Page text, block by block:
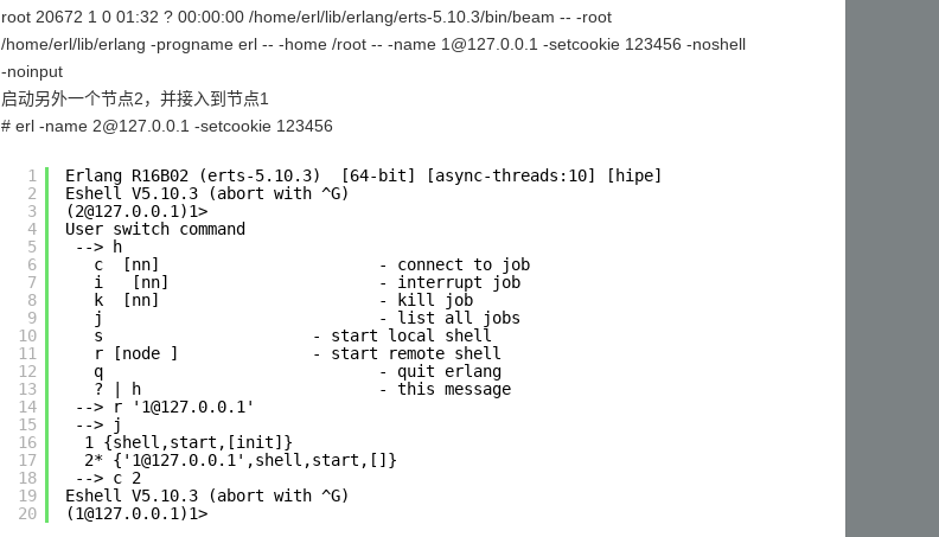
root 20672 1 0 01:32 ? 00:00:00 /home/erl/lib/erlang/erts-5.10.3/bin/beam -- -root
/home/erl/lib/erlang -progname erl -- -home /root -- -name 1@127.0.0.1 -setcookie 123456 -noshell
-noinput
启动另外一个节点2，并接入到节点1
# erl -name 2@127.0.0.1 -setcookie 123456
1
2
3
4
5
6
7
8
9
10
11
12
13
14
15
16
17
18
19
20
Erlang R16B02 (erts-5.10.3)  [64-bit] [async-threads:10] [hipe]
Eshell V5.10.3 (abort with ^G)
(2@127.0.0.1)1>
User switch command
--> h
c  [nn]                       - connect to job
i   [nn]                      - interrupt job
k  [nn]                       - kill job
j                             - list all jobs
s                      - start local shell
r [node ]              - start remote shell
q                             - quit erlang
? | h                         - this message
--> r '1@127.0.0.1'
--> j
1 {shell,start,[init]}
2* {'1@127.0.0.1',shell,start,[]}
--> c 2
Eshell V5.10.3 (abort with ^G)
(1@127.0.0.1)1>